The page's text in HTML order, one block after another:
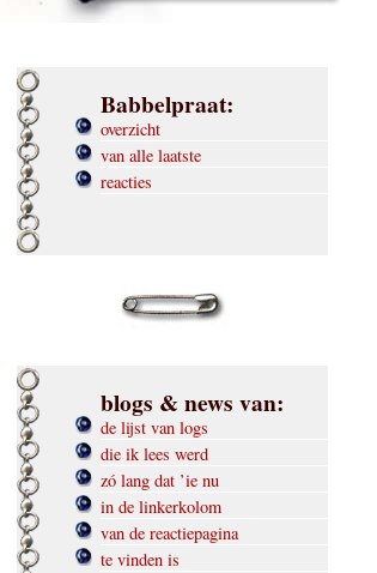
Babbelpraat:
overzicht
van alle laatste
reacties
blogs & news van:
de lijst van logs
die ik lees werd
zó lang dat ’ie nu
in de linkerkolom
van de reactiepagina
te vinden is